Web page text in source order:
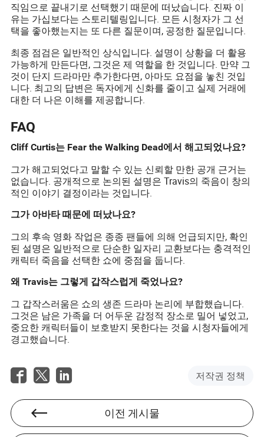
직임으로 끝내기로 선택했기 때문에 떠났습니다. 진짜 이
유는 가십보다는 스토리텔링입니다. 모든 시청자가 그 선
택을 좋아했는지는 또 다른 질문이며, 공정한 질문입니다.
최종 점검은 일반적인 상식입니다. 설명이 상황을 더 활용
가능하게 만든다면, 그것은 제 역할을 한 것입니다. 만약 그
것이 단지 드라마만 추가한다면, 아마도 요점을 놓친 것입
니다. 최고의 답변은 독자에게 신화를 줄이고 실제 거래에
대한 더 나은 이해를 제공합니다.
FAQ
Cliff Curtis는 Fear the Walking Dead에서 해고되었나요?
그가 해고되었다고 말할 수 있는 신뢰할 만한 공개 근거는
없습니다. 공개적으로 논의된 설명은 Travis의 죽음이 창의
적인 이야기 결정이라는 것입니다.
그가 아바타 때문에 떠났나요?
그의 후속 영화 작업은 종종 팬들에 의해 언급되지만, 확인
된 설명은 일반적으로 단순한 일자리 교환보다는 충격적인
캐릭터 죽음을 선택한 쇼에 중점을 둡니다.
왜 Travis는 그렇게 갑작스럽게 죽었나요?
그 갑작스러움은 쇼의 생존 드라마 논리에 부합했습니다.
그것은 남은 가족을 더 어두운 감정적 장소로 밀어 넣었고,
중요한 캐릭터들이 보호받지 못한다는 것을 시청자들에게
경고했습니다.
저작권 정책
이전 게시물